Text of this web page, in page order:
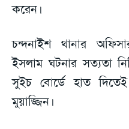
করেন।
চন্দনাইশ থানার
ইসলাম ঘটনার সত্যতা
সুইচ বোর্ডে হাত দিতেই
মুয়াজ্জিন।